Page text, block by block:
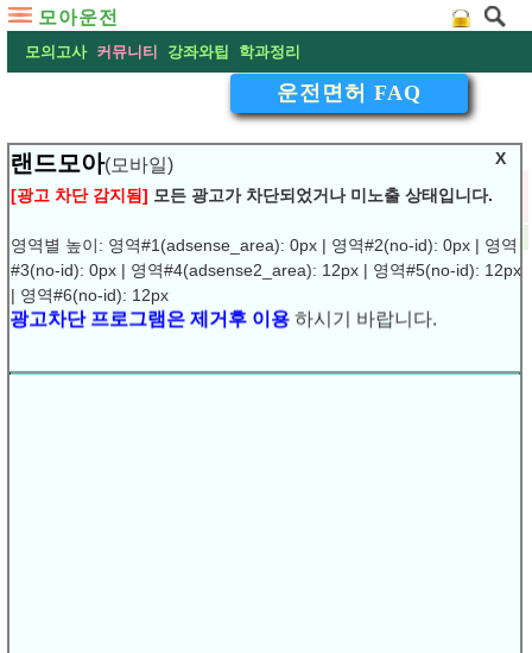
모아운전
모의고사 커뮤니티 강좌와팁 학과정리
X
랜드모아(모바일)
[광고 차단 감지됨] 모든 광고가 차단되었거나 미노출 상태입니다.
영역별 높이: 영역#1(adsense_area): 0px | 영역#2(no-id): 0px | 영역
#3(no-id): 0px | 영역#4(adsense2_area): 12px | 영역#5(no-id): 12px
| 영역#6(no-id): 12px
광고차단 프로그램은 제거후 이용
운전면허 FAQ
▽1종 보통따면 트럭과 같은 자동차와 승용차 둘다 운전할수있는
데 맞나요
2009-03-04 23:50:55
댓글:(0)
조회:4744
URL복사
▶
Q1. 1종 보통따면 트럭과 같은 자동차와 승요차 둘다 운전할
수있는데 맞나요??